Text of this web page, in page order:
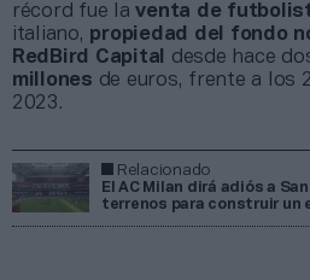
récord fue laventa de
italiano, propiedad del fondo
RedBird Capital
desde hace
millones de euros, frente a los
2023.
Relacionado
El AC Milan dirá adiós a
terrenos para construir un